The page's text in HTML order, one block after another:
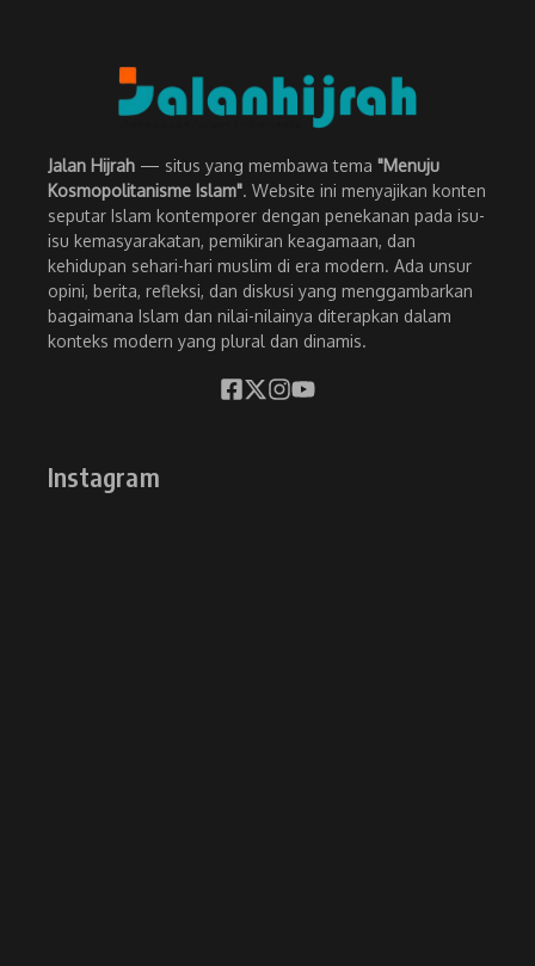
Jalan Hijrah — situs yang membawa tema "Menuju
Kosmopolitanisme Islam". Website ini menyajikan konten
seputar Islam kontemporer dengan penekanan pada isu-
isu kemasyarakatan, pemikiran keagamaan, dan
kehidupan sehari-hari muslim di era modern. Ada unsur
opini, berita, refleksi, dan diskusi yang menggambarkan
bagaimana Islam dan nilai-nilainya diterapkan dalam
konteks modern yang plural dan dinamis.
Instagram